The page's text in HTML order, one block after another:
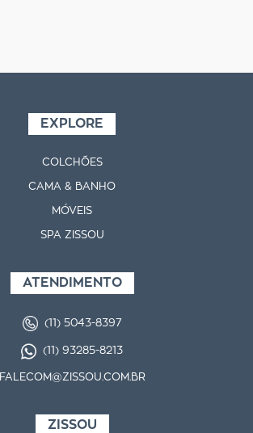
EXPLORE
COLCHÕES
CAMA & BANHO
MÓVEIS
SPA ZISSOU
ATENDIMENTO
(11) 5043-8397
(11) 93285-8213
FALECOM@ZISSOU.COM.BR
ZISSOU